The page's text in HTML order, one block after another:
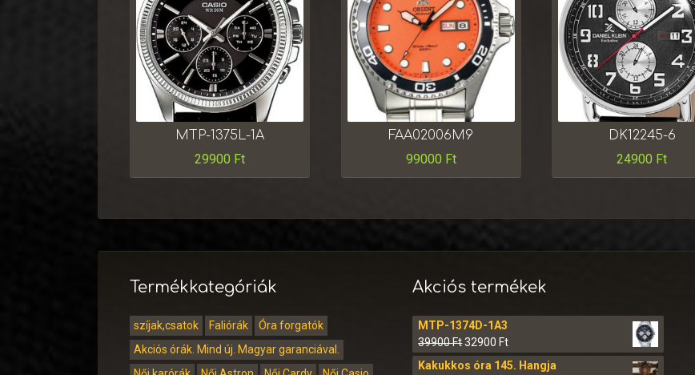
MTP-1375L-1A
29900 Ft
FAA02006M9
99000 Ft
DK12245-6
24900 Ft
Termékkategóriák
szíjak,csatok Faliórák
Óra forgatók
Akciós órák. Mind új. Magyar garanciával.
Akciós termékek
MTP-1374D-1A3
39900Ft32900 Ft
Kakukkos óra 145. Hangja